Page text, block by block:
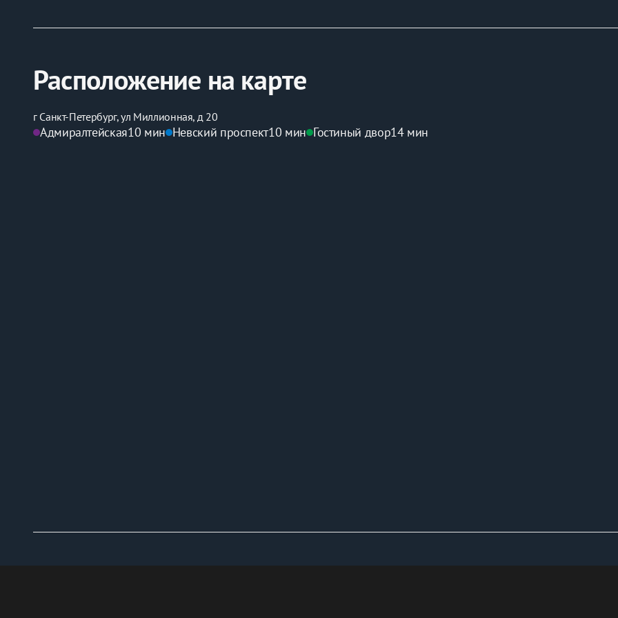
Расположение на карте
г Санкт-Петербург, ул Миллионная, д 20
Адмиралтейская10 мин Невский проспект10 мин Гостиный двор14 мин